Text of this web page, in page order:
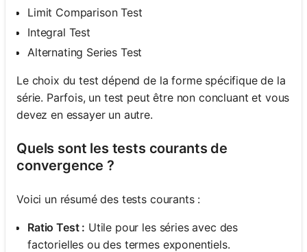
Limit Comparison Test
Integral Test
Alternating Series Test
Le choix du test dépend de la forme spécifique de la
série. Parfois, un test peut être non concluant et vous
devez en essayer un autre.
Quels sont les tests courants de
convergence ?
Voici un résumé des tests courants :
Ratio Test : Utile pour les séries avec des
factorielles ou des termes exponentiels.